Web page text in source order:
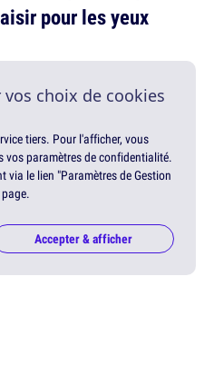
pour les yeux
choix de cookies
tiers. Pour l'afficher, vous
vos paramètres de confidentialité.
via le lien "Paramètres de Gestion
Accepter & afficher